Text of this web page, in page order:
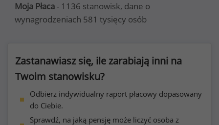
Moja Płaca - 1136 stanowisk, dane o
wynagrodzeniach 581 tysięcy osób
Zastanawiasz się, ile zarabiają inni na
Twoim stanowisku?
Odbierz indywidualny raport płacowy dopasowany
do Ciebie.
Sprawdź, na jaką pensję może liczyć osoba z